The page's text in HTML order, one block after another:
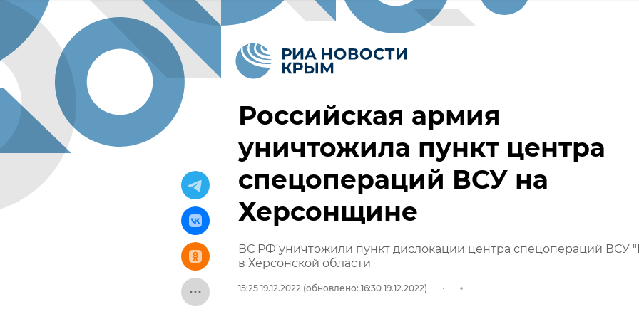
Российская армия
уничтожила пункт центра
спецопераций ВСУ на
Херсонщине
ВС РФ уничтожили пункт дислокации центра спецопераций ВСУ
в Херсонской области
15:25 19.12.2022 (обновлено: 16:30 19.12.2022)